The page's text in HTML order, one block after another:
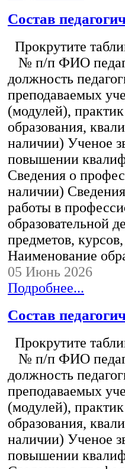
Состав
Прокрутите
№ п/п ФИО
должность
преподаваемых
(модулей),
образования,
наличии) Ученое
повышении
Сведения о
наличии)
работы в
образовательной
предметов,
Наименование
05 Июнь 2026
Подробнее...
Состав
Прокрутите
№ п/п ФИО
должность
преподаваемых
(модулей),
образования,
наличии) Ученое
повышении